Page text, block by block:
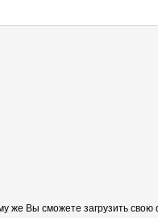
же Вы сможете загрузить